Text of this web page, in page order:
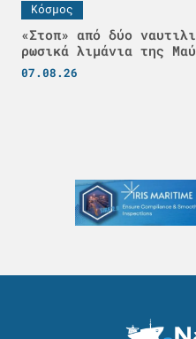
Κόσμος
«Στοπ» από δύο
ρωσικά λιμάνια της
07.08.26